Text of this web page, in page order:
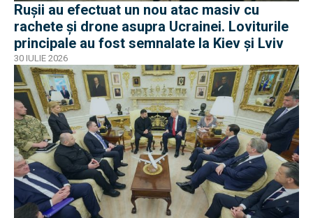
Rușii au efectuat un nou atac masiv cu
rachete și drone asupra Ucrainei. Loviturile
principale au fost semnalate la Kiev și Lviv
30 IULIE 2026